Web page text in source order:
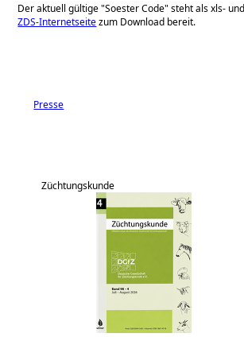
Der aktuell gültige Soester Code steht als xls-
ZDS-Internetseitezum Download bereit.
Presse
Züchtungskunde